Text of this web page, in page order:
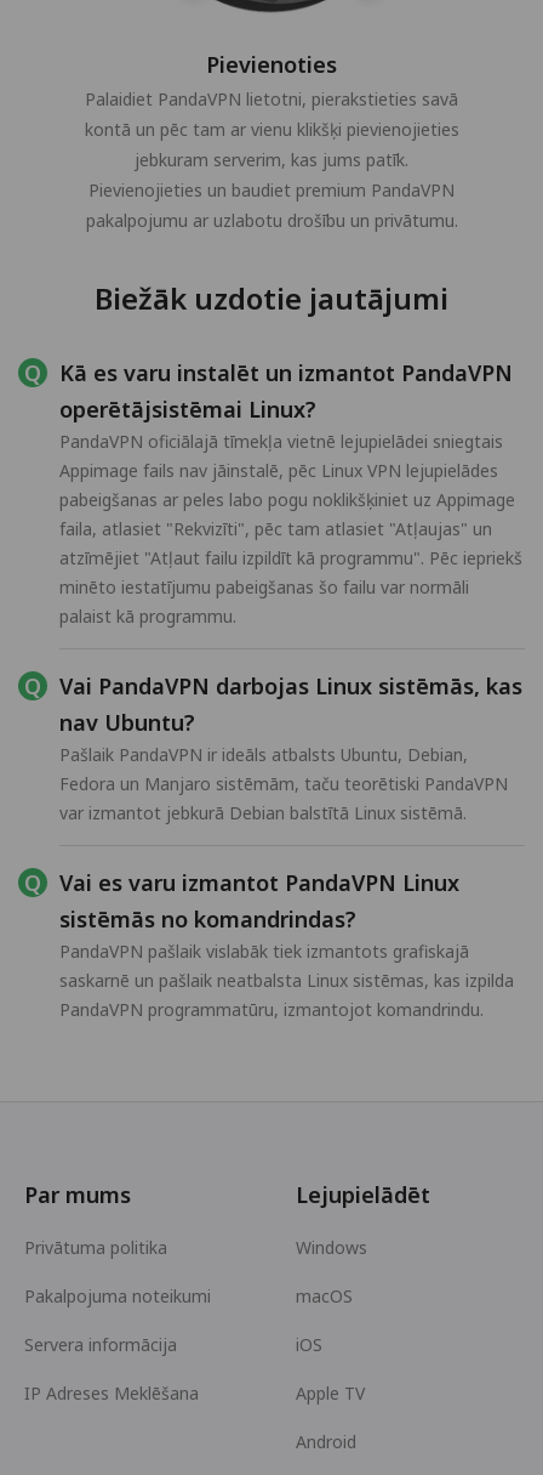
Pievienoties
Palaidiet PandaVPN lietotni, pierakstieties savā
kontā un pēc tam ar vienu klikšķi pievienojieties
jebkuram serverim, kas jums patīk.
Pievienojieties un baudiet premium PandaVPN
pakalpojumu ar uzlabotu drošību un privātumu.
Biežāk uzdotie jautājumi
Kā es varu instalēt un izmantot PandaVPN
operētājsistēmai Linux?
PandaVPN oficiālajā tīmekļa vietnē lejupielādei sniegtais
Appimage fails nav jāinstalē, pēc Linux VPN lejupielādes
pabeigšanas ar peles labo pogu noklikšķiniet uz Appimage
faila, atlasiet "Rekvizīti", pēc tam atlasiet "Atļaujas" un
atzīmējiet "Atļaut failu izpildīt kā programmu". Pēc iepriekš
minēto iestatījumu pabeigšanas šo failu var normāli
palaist kā programmu.
Vai PandaVPN darbojas Linux sistēmās, kas
nav Ubuntu?
Pašlaik PandaVPN ir ideāls atbalsts Ubuntu, Debian,
Fedora un Manjaro sistēmām, taču teorētiski PandaVPN
var izmantot jebkurā Debian balstītā Linux sistēmā.
Vai es varu izmantot PandaVPN Linux
sistēmās no komandrindas?
PandaVPN pašlaik vislabāk tiek izmantots grafiskajā
saskarnē un pašlaik neatbalsta Linux sistēmas, kas izpilda
PandaVPN programmatūru, izmantojot komandrindu.
Par mums
Privātuma politika
Pakalpojuma noteikumi
Servera informācija
IP Adreses Meklēšana
Lejupielādēt
Windows
macOS
iOS
Apple TV
Android